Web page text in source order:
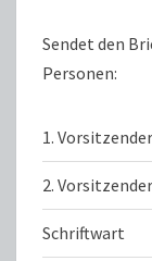
Sendet den
Personen:
1. Vorsitzender
2. Vorsitzender
Schriftwart